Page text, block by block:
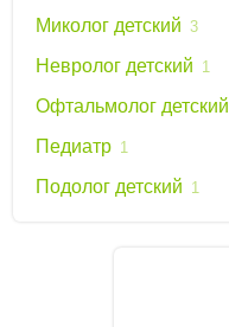
Миколог детский 3
Невролог детский 1
Офтальмолог детский
Педиатр 1
Подолог детский 1